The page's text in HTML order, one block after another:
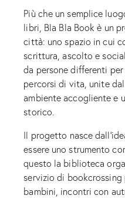
Più che un semplice
libri, Bla Bla Book è un
città: uno spazio in cui
scrittura, ascolto e
da persone differenti
percorsi di vita, unite
ambiente accogliente e
storico.
Il progetto nasce
essere uno strumento
questo la biblioteca
servizio di
bambini, incontri con